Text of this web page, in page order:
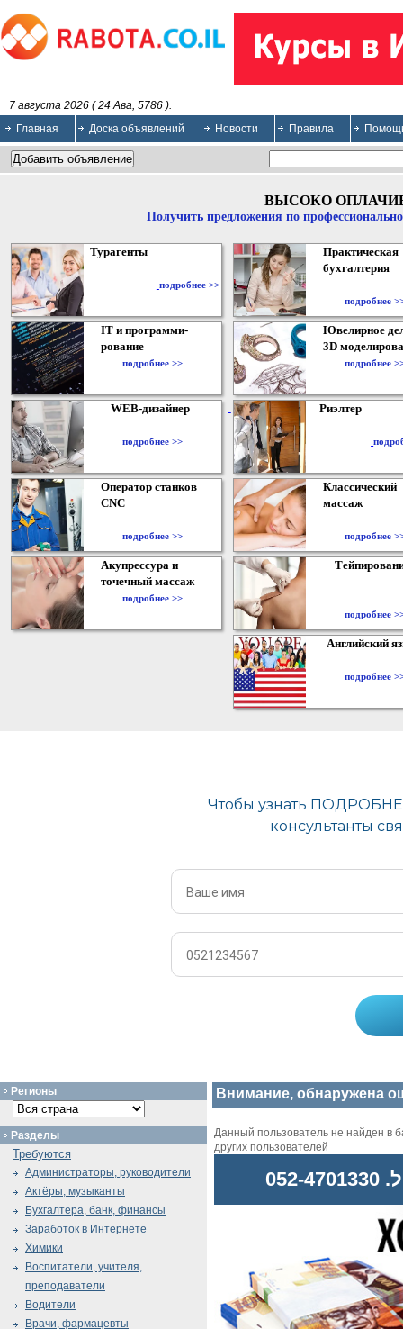
7 августа 2026 ( 24 Ава, 5786 ).
Главная
Доска объявлений Новости Правила
ВЫСОКО
Получить предложения по
Турагенты
подробнее >>
Практическая
бухгалтерия
подробнее
IT и программи-
рование
подробнее >>
Ювелирное
3D
подробнее
WEB-дизайнер
подробнее >>
Риэлтер
Оператор станков
CNC
подробнее >>
Классический
массаж
подробнее
Акупрессура и
точечный массаж
подробнее >>
подробнее
Английский
подробнее
Внимание, обнаружена
Данный пользователь не найден в
других пользователей
Регионы
Разделы
Требуются
Администраторы, руководители
Актёры, музыканты
Бухгалтера, банк, финансы
Заработок в Интернете
Химики
Воспитатели, учителя,
преподаватели
Водители
Врачи, фармацевты